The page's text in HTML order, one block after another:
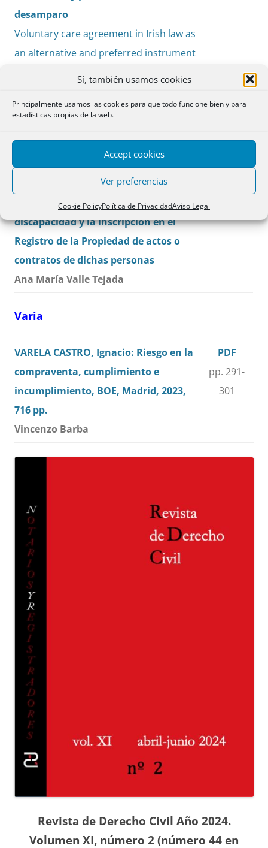
Sí, también usamos cookies
Principalmente usamos las cookies para que todo funcione bien y para
estadísticas propias de la web.
Accept cookies
Ver preferencias
Cookie PolicyPolítica de PrivacidadAviso Legal
desamparo
Voluntary care agreement in Irish law as
an alternative and preferred instrument
against abandonment
La inscripción en el Registro Civil de
documentos públicos sobre medidas
de apoyo a las personas con
discapacidad y la inscripción en el
Registro de la Propiedad de actos o
contratos de dichas personas
Ana María Valle Tejada
PDF
Varia
VARELA CASTRO, Ignacio: Riesgo en la
compraventa, cumplimiento e
incumplimiento, BOE, Madrid, 2023,
716 pp.
Vincenzo Barba
PDF
pp. 291-
301
Revista de Derecho Civil Año 2024.
Volumen XI, número 2 (número 44 en